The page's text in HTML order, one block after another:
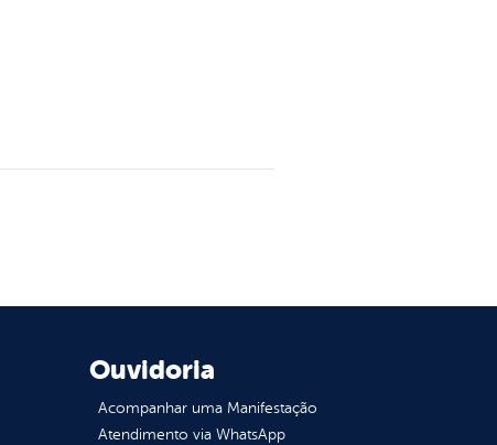
Ouvidoria
Acompanhar uma Manifestação
Atendimento via WhatsApp